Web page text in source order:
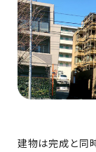
建物は完成と同